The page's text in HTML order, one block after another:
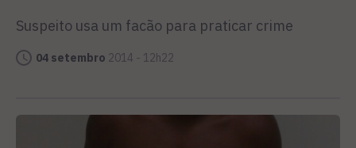
Suspeito usa um facão para praticar crime
04 setembro 2014 - 12h22